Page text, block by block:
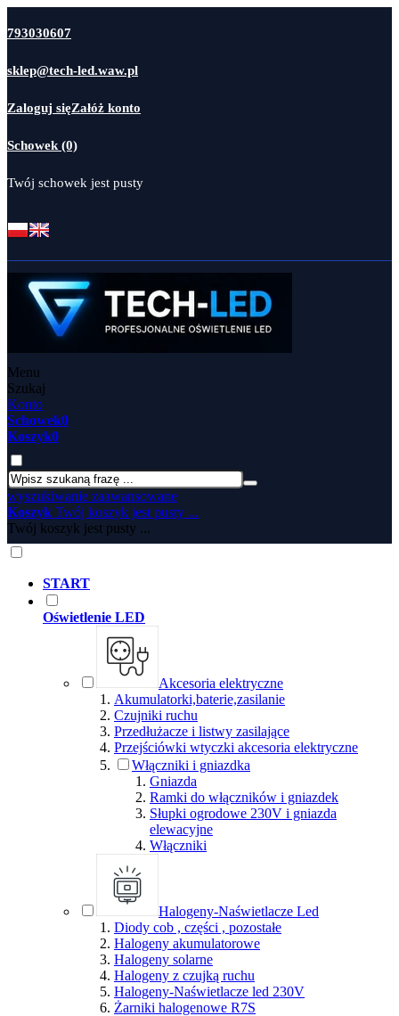
793030607
sklep@tech-led.waw.pl
Zaloguj sięZałóż konto
Schowek (0)
Twój schowek jest pusty
Menu
Szukaj
Konto
Schowek0
Koszyk0
wyszukiwanie zaawansowane
Koszyk Twój koszyk jest pusty ...
Twój koszyk jest pusty ...
START
Oświetlenie LED
Akcesoria elektryczne
Akumulatorki,baterie,zasilanie
Czujniki ruchu
Przedłużacze i listwy zasilające
Przejściówki wtyczki akcesoria elektryczne
Włączniki i gniazdka
Gniazda
Ramki do włączników i gniazdek
Słupki ogrodowe 230V i gniazda
elewacyjne
Włączniki
Halogeny-Naświetlacze Led
Diody cob , części , pozostałe
Halogeny akumulatorowe
Halogeny solarne
Halogeny z czujką ruchu
Halogeny-Naświetlacze led 230V
Żarniki halogenowe R7S